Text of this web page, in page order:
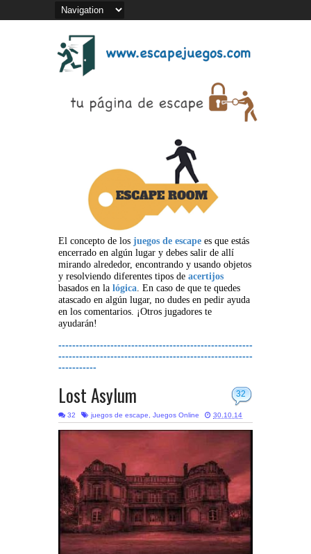
El concepto de los juegos de escape es que estás
encerrado en algún lugar y debes salir de allí
mirando alrededor, encontrando y usando objetos
y resolviendo diferentes tipos de acertijos
basados en la lógica. En caso de que te quedes
atascado en algún lugar, no dudes en pedir ayuda
en los comentarios. ¡Otros jugadores te
ayudarán!
--------------------------------------------------------
--------------------------------------------------------
-----------
32
Lost Asylum
32 juegos de escape, Juegos Online 30.10.14